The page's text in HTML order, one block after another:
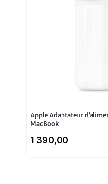
Apple Adaptateur
MacBook
1 390,00